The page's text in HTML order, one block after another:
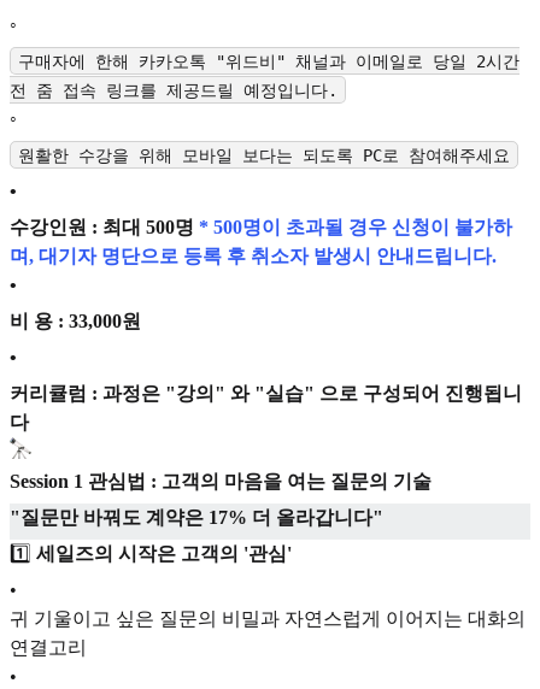
◦
구매자에 한해 카카오톡 "위드비" 채널과 이메일로 당일 2시간
전 줌 접속 링크를 제공드릴 예정입니다.
◦
원활한 수강을 위해 모바일 보다는 되도록 PC로 참여해주세요
•
수강인원 : 최대 500명 * 500명이 초과될 경우 신청이 불가하
며, 대기자 명단으로 등록 후 취소자 발생시 안내드립니다.
•
비 용 : 33,000원
•
커리큘럼 : 과정은 "강의" 와 "실습" 으로 구성되어 진행됩니
다
Session 1 관심법 : 고객의 마음을 여는 질문의 기술
"질문만 바꿔도 계약은 17% 더 올라갑니다"
1️⃣ 세일즈의 시작은 고객의 '관심'
•
귀 기울이고 싶은 질문의 비밀과 자연스럽게 이어지는 대화의
연결고리
•